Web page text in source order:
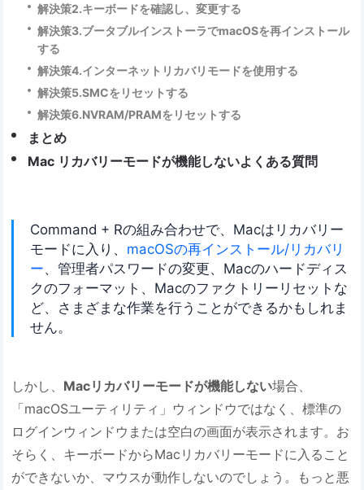
解決策2.キーボードを確認し、変更する
解決策3.ブータブルインストーラでmacOSを再インストール
する
解決策4.インターネットリカバリモードを使用する
解決策5.SMCをリセットする
解決策6.NVRAM/PRAMをリセットする
まとめ
Mac リカバリーモードが機能しないよくある質問
Command + Rの組み合わせで、Macはリカバリー
モードに入り、 macOSの再インストール/リカバリ
ー、管理者パスワードの変更、Macのハードディス
クのフォーマット、Macのファクトリーリセットな
ど、さまざまな作業を行うことができるかもしれま
せん。
しかし、 Macリカバリーモードが機能しない場合、
「macOSユーティリティ」ウィンドウではなく、標準の
ログインウィンドウまたは空白の画面が表示されます。お
そらく、キーボードからMacリカバリーモードに入ること
ができないか、マウスが動作しないのでしょう。もっと悪